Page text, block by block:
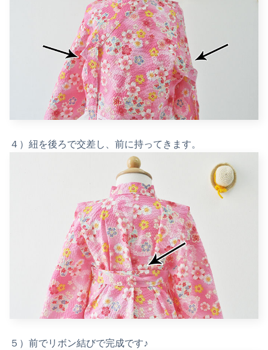
４）紐を後ろで交差し、前に持ってきます。
５）前でリボン結びで完成です♪